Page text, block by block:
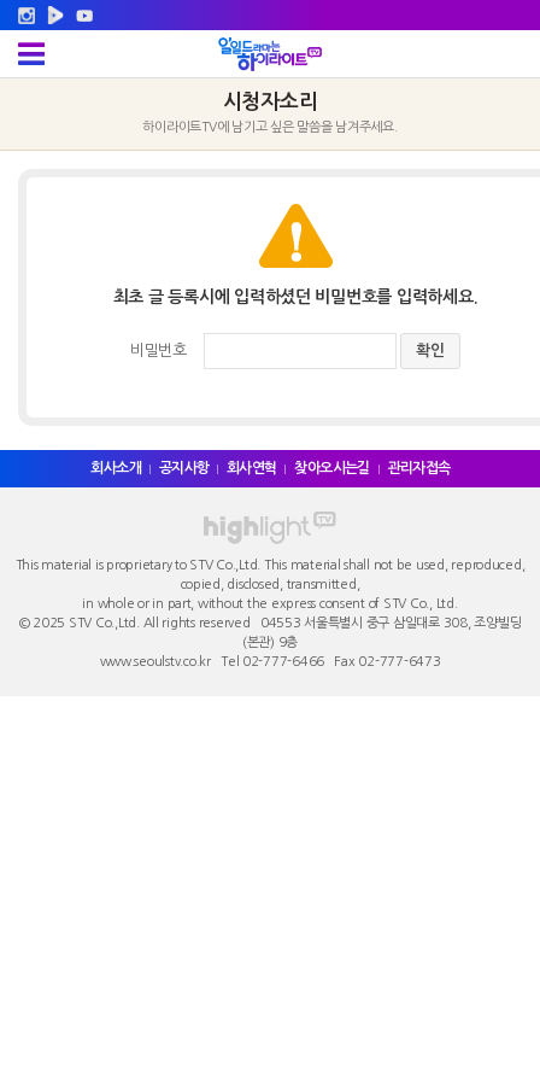
시청자소리
하이라이트TV에 남기고 싶은 말씀을 남겨주세요.
최초 글 등록시에 입력하셨던 비밀번호를 입력하세요.
비밀번호
회사소개 공지사항 회사연혁 찾아오시는길 관리자접속
This material is proprietary to STV Co.,Ltd. This material shall not be used, reproduced,
copied, disclosed, transmitted,
in whole or in part, without the express consent of STV Co., Ltd.
© 2025 STV Co.,Ltd. All rights reserved 04553 서울특별시 중구 ​삼일대로 308, 조양빌딩
(본관) 9층
www.seoulstv.co.kr Tel 02-777-6466 Fax 02-777-6473